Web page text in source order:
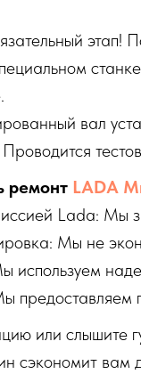
этап!
вал
ремонт LADA
Lada: Мы
Мы не
используем
предоставляем
или
сэкономит вам